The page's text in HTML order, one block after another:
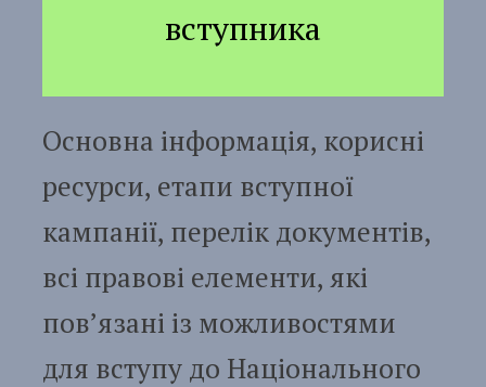
вступника
Основна інформація, корисні
ресурси, етапи вступної
кампанії, перелік документів,
всі правові елементи, які
пов’язані із можливостями
для вступу до Національного